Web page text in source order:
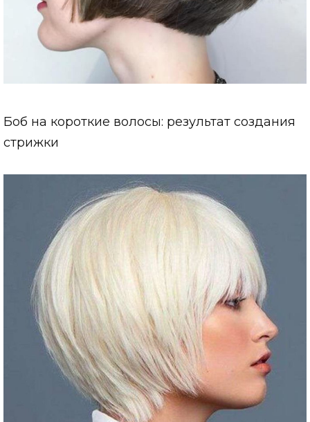
Боб на короткие волосы: результат создания
стрижки